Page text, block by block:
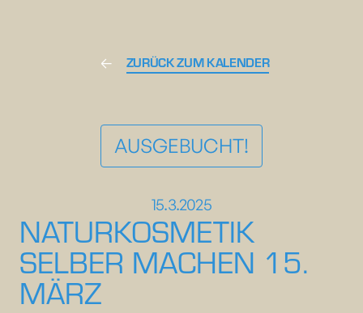
ZURÜCK ZUM KALENDER
AUSGEBUCHT!
15.3.2025
NATURKOSMETIK
SELBER MACHEN 15.
MÄRZ